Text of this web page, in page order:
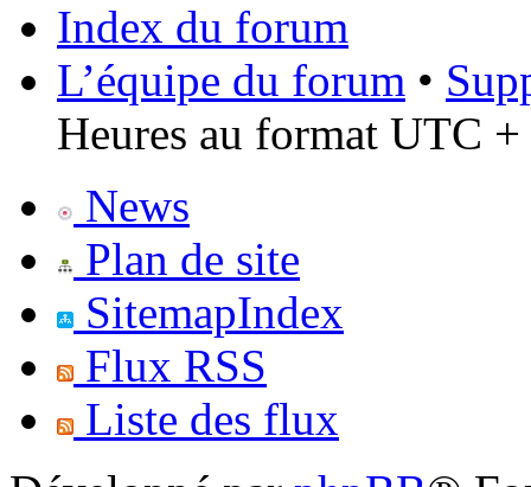
Index du forum
L’équipe du forum •
Heures au format UTC +
News
Plan de site
SitemapIndex
Flux RSS
Liste des flux